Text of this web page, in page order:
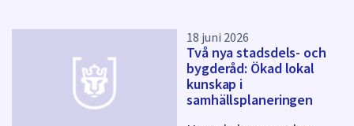
18 juni 2026
Två nya stadsdels- och
bygderåd: Ökad lokal
kunskap i
samhällsplaneringen